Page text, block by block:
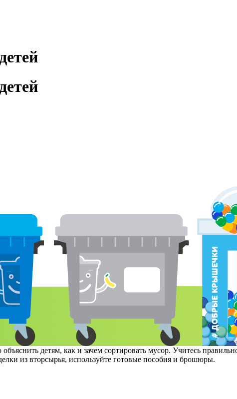
детям, как и зачем сортировать мусор. Учитесь
из вторсырья, используйте готовые пособия и брошюры.